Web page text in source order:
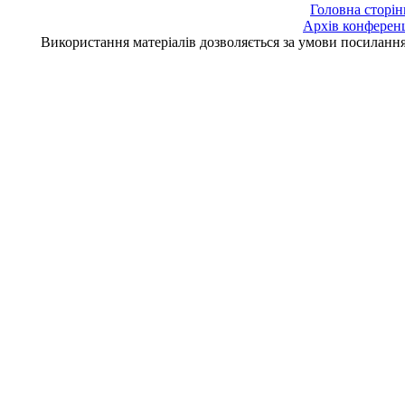
Головна
Архів
Використання матеріалів дозволяється за умови